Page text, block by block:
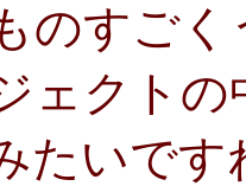
のすご
ェクト
たいです